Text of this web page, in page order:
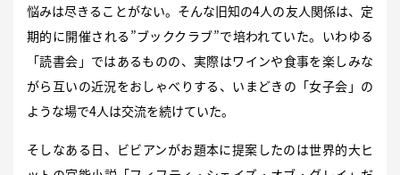
悩みは尽きることがない。そんな旧知の4人の友人関係は、定
期的に開催される”ブッククラブ”で培われていた。いわゆる
「読書会」ではあるものの、実際はワインや食事を楽しみな
がら互いの近況をおしゃべりする、いまどきの「女子会」の
ような場で4人は交流を続けていた。
そしなある日、ビビアンがお題本に提案したのは世界的大ヒ